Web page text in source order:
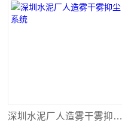
深圳水泥厂人造雾干雾抑尘系统